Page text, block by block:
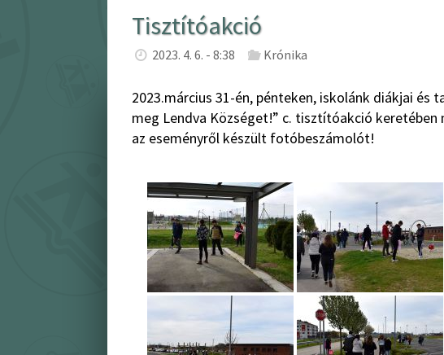
Tisztítóakció
2023. 4. 6. - 8:38 Krónika
2023.március 31-én, pénteken, iskolánk diákjai
meg Lendva Községet!” c. tisztítóakció
az eseményről készült fotóbeszámolót!